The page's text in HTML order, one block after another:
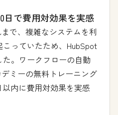
日で費用対効果を実感
で、複雑なシステムを利
っていたため、HubSpot
。ワークフローの自動
ミーの無料トレーニング
内に費用対効果を実感